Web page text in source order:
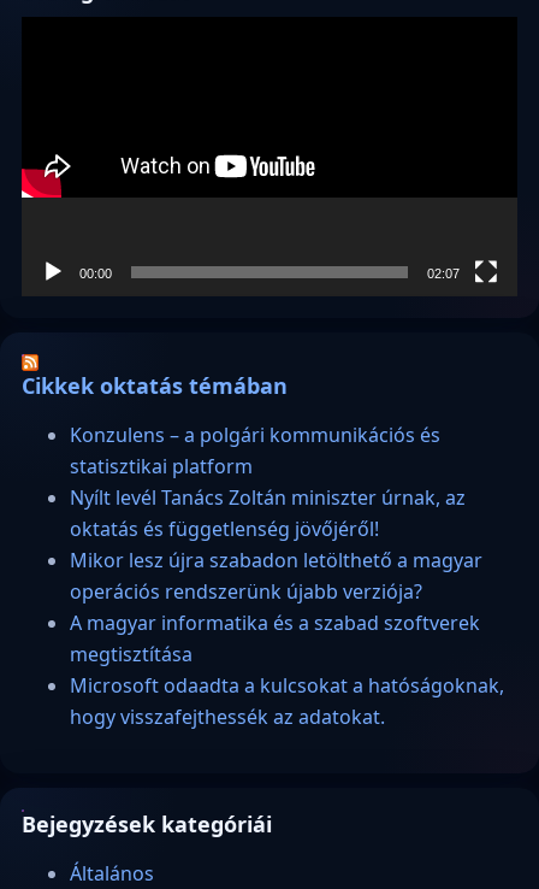
00:00 02:07
Cikkek oktatás témában
Konzulens – a polgári kommunikációs és
statisztikai platform
Nyílt levél Tanács Zoltán miniszter úrnak, az
oktatás és függetlenség jövőjéről!
Mikor lesz újra szabadon letölthető a magyar
operációs rendszerünk újabb verziója?
A magyar informatika és a szabad szoftverek
megtisztítása
Microsoft odaadta a kulcsokat a hatóságoknak,
hogy visszafejthessék az adatokat.
Bejegyzések kategóriái
Általános